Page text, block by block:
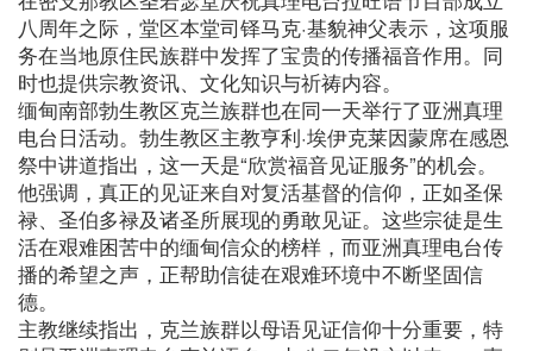
八周年之际，堂区本堂司铎马克·基貌神父表示，这项服
务在当地原住民族群中发挥了宝贵的传播福音作用。同
时也提供宗教资讯、文化知识与祈祷内容。
缅甸南部勃生教区克兰族群也在同一天举行了亚洲真理
电台日活动。勃生教区主教亨利·埃伊克莱因蒙席在感恩
祭中讲道指出，这一天是“欣赏福音见证服务”的机会。
他强调，真正的见证来自对复活基督的信仰，正如圣保
禄、圣伯多禄及诸圣所展现的勇敢见证。这些宗徒是生
活在艰难困苦中的缅甸信众的榜样，而亚洲真理电台传
播的希望之声，正帮助信徒在艰难环境中不断坚固信
德。
主教继续指出，克兰族群以母语见证信仰十分重要，特